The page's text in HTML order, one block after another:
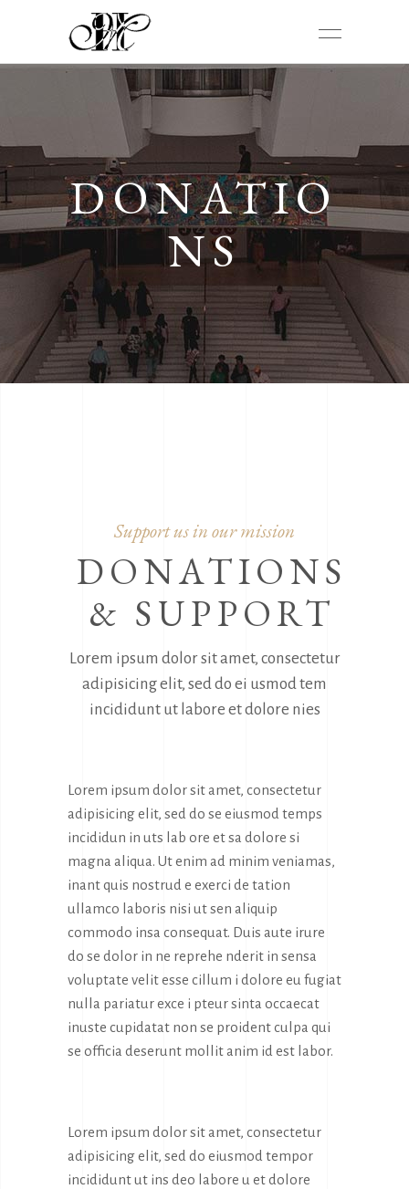
DONATIO
NS
Support us in our mission
DONATIONS
& SUPPORT
Lorem ipsum dolor sit amet, consectetur
adipisicing elit, sed do ei usmod tem
incididunt ut labore et dolore nies
Lorem ipsum dolor sit amet, consectetur
adipisicing elit, sed do se eiusmod temps
incididun in uts lab ore et sa dolore si
magna aliqua. Ut enim ad minim veniamas,
inant quis nostrud e exerci de tation
ullamco laboris nisi ut sen aliquip
commodo insa consequat. Duis aute irure
do se dolor in ne reprehe nderit in sensa
voluptate velit esse cillum i dolore eu fugiat
nulla pariatur exce i pteur sinta occaecat
inuste cupidatat non se proident culpa qui
se officia deserunt mollit anim id est labor.
Lorem ipsum dolor sit amet, consectetur
adipisicing elit, sed do eiusmod tempor
incididunt ut ins deo labore u et dolore